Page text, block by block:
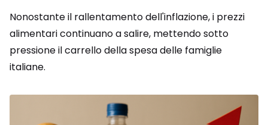
Nonostante il rallentamento dell'inflazione, i prezzi
alimentari continuano a salire, mettendo sotto
pressione il carrello della spesa delle famiglie
italiane.